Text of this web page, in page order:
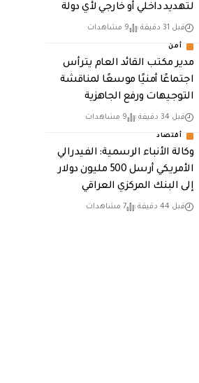
لتهديد داخلي أو خارجي لأي دولة
قبل 31 دقيقة 9 مشاهدات
أمن
مدير مكتب القائد العام يترأس
اجتماعًا أمنيًا موسعًا لمناقشة
التوجيهات ورفع الجاهزية
قبل 34 دقيقة 9 مشاهدات
أقتصاد
وكالة الأنباء الرسمية: الفيدرالي
الأمريكي أرسل 500 مليون دولار
إلى البنك المركزي العراقي
قبل 44 دقيقة 7 مشاهدات